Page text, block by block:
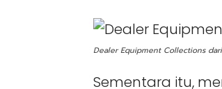
Dealer Equipment Collections
Sementara itu,